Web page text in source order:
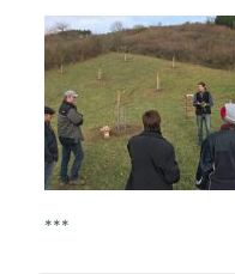
***